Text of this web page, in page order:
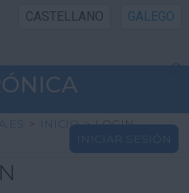
CASTELLANO GALEGO
SEDE
PÚBLICA
> INICIO > LOGIN
INICIAR SESIÓN